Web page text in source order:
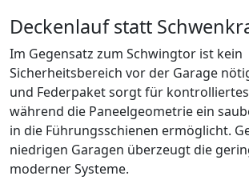
Deckenlauf statt
Im Gegensatz zum Schwingtor ist kein
Sicherheitsbereich vor der Garage
und Federpaket sorgt für
während die Paneelgeometrie ein
in die Führungsschienen ermöglicht.
niedrigen Garagen überzeugt die
moderner Systeme.